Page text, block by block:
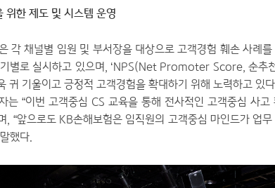
위한 제도 및 시스템 운영
각 채널별 임원 및 부서장을 대상으로 고객경험 훼손 사례
기별로 실시하고 있으며, ‘NPS(Net Promoter Score, 순추
귀 기울이고 긍정적 고객경험을 확대하기 위해 노력하고 있
는 “이번 고객중심 CS 교육을 통해 전사적인 고객중심 사
, “앞으로도 KB손해보험은 임직원의 고객중심 마인드가 업
했다.